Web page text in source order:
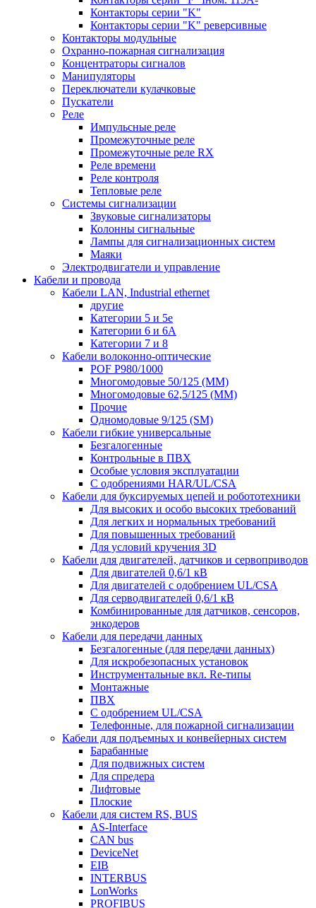
Контакторы серии "K"
Контакторы серии "K" реверсивные
Контакторы модульные
Охранно-пожарная сигнализация
Концентраторы сигналов
Манипуляторы
Переключатели кулачковые
Пускатели
Реле
Импульсные реле
Промежуточные реле
Промежуточные реле RX
Реле времени
Реле контроля
Тепловые реле
Системы сигнализации
Звуковые сигнализаторы
Колонны сигнальные
Лампы для сигнализационных систем
Маяки
Электродвигатели и управление
Кабели и провода
Кабели LAN, Industrial ethernet
другие
Категории 5 и 5е
Категории 6 и 6A
Категории 7 и 8
Кабели волоконно-оптические
POF P980/1000
Многомодовые 50/125 (ММ)
Многомодовые 62,5/125 (ММ)
Прочие
Одномодовые 9/125 (SM)
Кабели гибкие универсальные
Безгалогенные
Контрольные в ПВХ
Особые условия эксплуатации
С одобрениями HAR/UL/CSA
Кабели для буксируемых цепей и робототехники
Для высоких и особо высоких требований
Для легких и нормальных требований
Для повышенных требований
Для условий кручения 3D
Кабели для двигателей, датчиков и сервоприводов
Для двигателей 0,6/1 кВ
Для двигателей с одобрением UL/CSA
Для серводвигателей 0,6/1 кВ
Комбинированные для датчиков, cенсоров,
энкодеров
Кабели для передачи данных
Безгалогенные (для передачи данных)
Для искробезопасных установок
Инструментальные вкл. Re-типы
Монтажные
ПВХ
С одобрением UL/CSA
Телефонные, для пожарной сигнализации
Кабели для подъемных и конвейерных систем
Барабанные
Для подвижных систем
Для спредера
Лифтовые
Плоские
Кабели для систем RS, BUS
AS-Interface
CAN bus
DeviceNet
EIB
INTERBUS
LonWorks
PROFIBUS